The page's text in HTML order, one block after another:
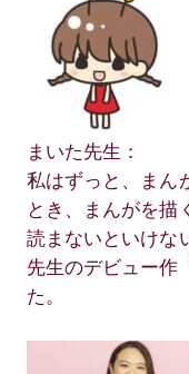
まいた先生：
私はずっと、まん
とき、まんがを描
読まないといけな
先生のデビュー作
た。